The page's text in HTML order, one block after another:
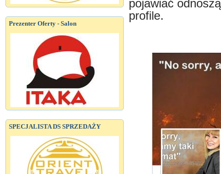
Prezenter Oferty - Salon
SPECJALISTA DS SPRZEDAŻY
pojawiać
profile.